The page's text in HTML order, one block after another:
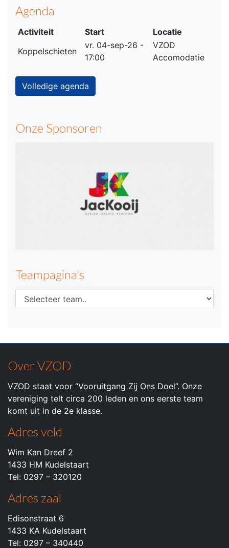
Agenda
Activiteit Start
Locatie
Koppelschieten
vr. 04-sep-26 -
17:00
VZOD
Accomodatie
Volledige agenda
Onze Sponsoren
Teampagina's
Over VZOD
VZOD staat voor “Vooruitgang Zij Ons Doel”. Onze
vereniging telt circa 200 leden en ons eerste team
komt uit in de 2e klasse.
Adres veld
Wim Kan Dreef 2
1433 HM Kudelstaart
Tel: 0297 – 320120
Adres zaal
Edisonstraat 6
1433 KA Kudelstaart
Tel: 0297 – 340440